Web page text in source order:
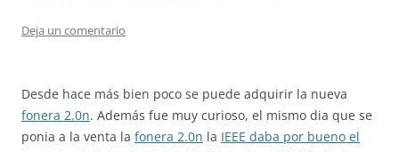
Deja un comentario
Desde hace más bien poco se puede adquirir la nueva
fonera 2.0n. Además fue muy curioso, el mismo dia que se
ponia a la venta la fonera 2.0n la IEEE daba por bueno el